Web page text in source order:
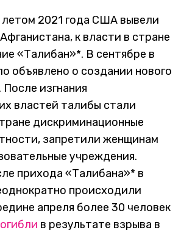
летом 2021 года США вывели
к власти в стране
«Талибан»*. В сентябре в
объявлено о создании нового
изгнания
властей талибы стали
дискриминационные
запретили женщинам
учреждения.
прихода «Талибана»* в
происходили
апреля более 30 человек
в результате взрыва в